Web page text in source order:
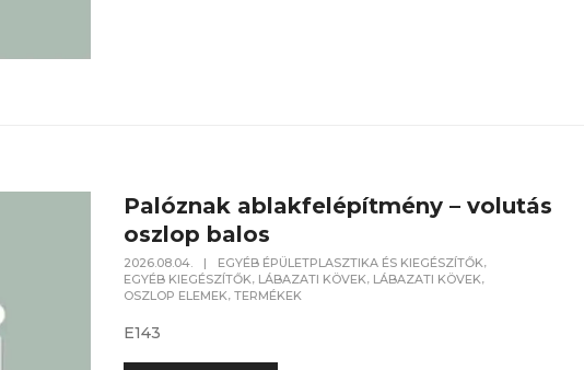
Palóznak ablakfelépítmény – volutás
oszlop balos
2026.08.04. | EGYÉB ÉPÜLETPLASZTIKA ÉS KIEGÉSZÍTŐK
EGYÉB KIEGÉSZÍTŐK LÁBAZATI KÖVEK LÁBAZATI KÖVEK
OSZLOP ELEMEK ,TERMÉKEK
E143